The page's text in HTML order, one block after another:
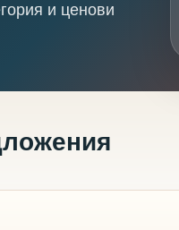
и ценови